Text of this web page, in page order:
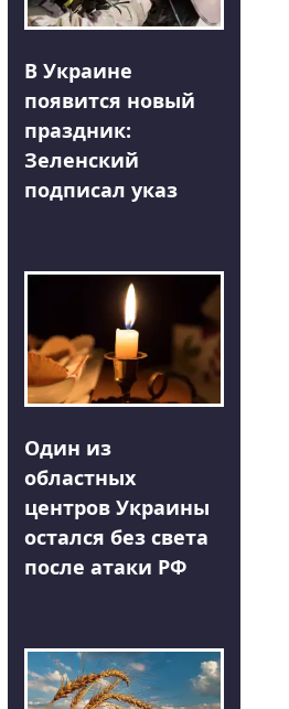
В Украине
появится новый
праздник:
Зеленский
подписал указ
Один из
областных
центров Украины
остался без света
после атаки РФ